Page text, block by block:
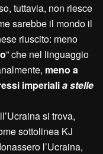
tuttavia, non riesce
sarebbe il mondo il
riuscito: meno
” che nel linguaggio
meno a
imperialia stelle
si trova,
sottolinea KJ
l’Ucraina,